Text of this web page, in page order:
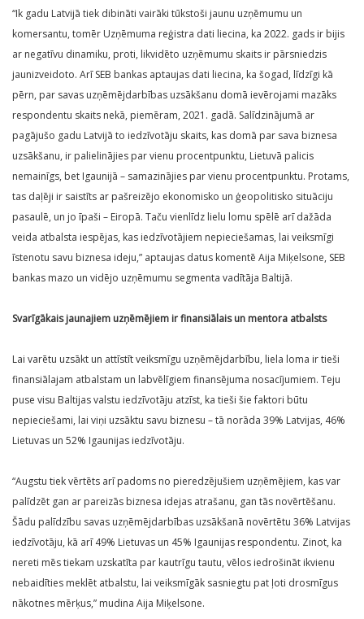
“Ik gadu Latvijā tiek dibināti vairāki tūkstoši jaunu uzņēmumu un
komersantu, tomēr Uzņēmuma reģistra dati liecina, ka 2022. gads ir bijis
ar negatīvu dinamiku, proti, likvidēto uzņēmumu skaits ir pārsniedzis
jaunizveidoto. Arī SEB bankas aptaujas dati liecina, ka šogad, līdzīgi kā
pērn, par savas uzņēmējdarbības uzsākšanu domā ievērojami mazāks
respondentu skaits nekā, piemēram, 2021. gadā. Salīdzinājumā ar
pagājušo gadu Latvijā to iedzīvotāju skaits, kas domā par sava biznesa
uzsākšanu, ir palielinājies par vienu procentpunktu, Lietuvā palicis
nemainīgs, bet Igaunijā – samazinājies par vienu procentpunktu. Protams,
tas daļēji ir saistīts ar pašreizējo ekonomisko un ģeopolitisko situāciju
pasaulē, un jo īpaši – Eiropā. Taču vienlīdz lielu lomu spēlē arī dažāda
veida atbalsta iespējas, kas iedzīvotājiem nepieciešamas, lai veiksmīgi
īstenotu savu biznesa ideju,” aptaujas datus komentē Aija Miķelsone, SEB
bankas mazo un vidējo uzņēmumu segmenta vadītāja Baltijā.
Svarīgākais jaunajiem uzņēmējiem ir finansiālais un mentora atbalsts
Lai varētu uzsākt un attīstīt veiksmīgu uzņēmējdarbību, liela loma ir tieši
finansiālajam atbalstam un labvēlīgiem finansējuma nosacījumiem. Teju
puse visu Baltijas valstu iedzīvotāju atzīst, ka tieši šie faktori būtu
nepieciešami, lai viņi uzsāktu savu biznesu – tā norāda 39% Latvijas, 46%
Lietuvas un 52% Igaunijas iedzīvotāju.
“Augstu tiek vērtēts arī padoms no pieredzējušiem uzņēmējiem, kas var
palīdzēt gan ar pareizās biznesa idejas atrašanu, gan tās novērtēšanu.
Šādu palīdzību savas uzņēmējdarbības uzsākšanā novērtētu 36% Latvijas
iedzīvotāju, kā arī 49% Lietuvas un 45% Igaunijas respondentu. Zinot, ka
nereti mēs tiekam uzskatīta par kautrīgu tautu, vēlos iedrošināt ikvienu
nebaidīties meklēt atbalstu, lai veiksmīgāk sasniegtu pat ļoti drosmīgus
nākotnes mērķus,” mudina Aija Miķelsone.